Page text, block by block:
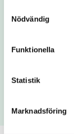
Om du klickar på
eller delning av
förutom för
ska fungera se
Nödvändig
Funktionella
Statistik
Marknadsföring
Vem gör